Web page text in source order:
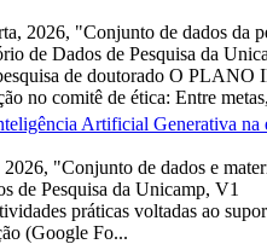
2026, "Conjunto de dados da
de Dados de Pesquisa da
pesquisa de doutorado O
no comitê de ética: Entre
Artificial Generativa na
"Conjunto de dados e
de Pesquisa da Unicamp, V1
práticas voltadas ao
(Google Fo...